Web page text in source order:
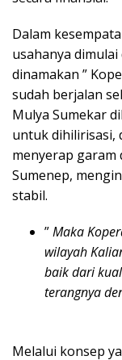
Dalam
usahanya
dinamakan ”
sudah berjalan
Mulya Sumekar
untuk dihilirisasi,
menyerap garam
Sumenep,
stabil.
”Maka
wilayah
baik dari
terangnya
Melalui konsep